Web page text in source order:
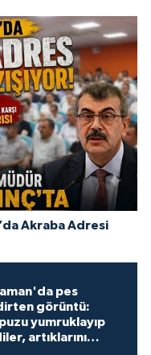
Akraba Adresi
pes
görüntü:
yumruklayıp
artıklarını